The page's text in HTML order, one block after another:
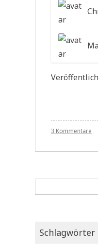
3 Kommentare
Suchen
Schlagwörter